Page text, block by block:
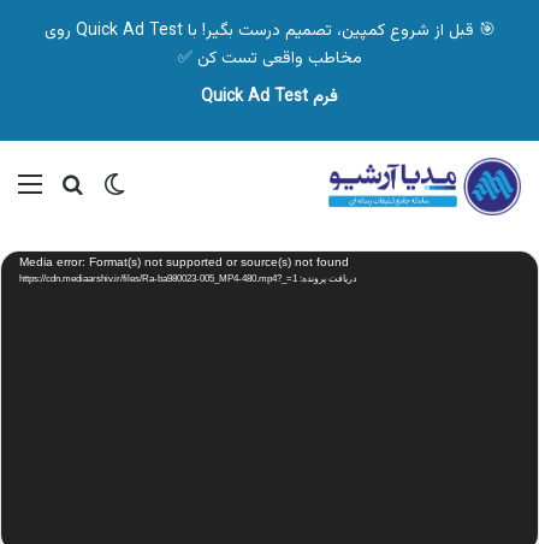
🎯 قبل از شروع کمپین، تصمیم درست بگیر! با Quick Ad Test روی
مخاطب واقعی تست کن ✅
فرم Quick Ad Test
تغییر پوسته
نمایشگر
ویدیو Media error: Format(s) not supported or source(s) not found
دریافت پرونده: https://cdn.mediaarshiv.ir/files/Ra-ba980023-005_MP4-480.mp4?_=1